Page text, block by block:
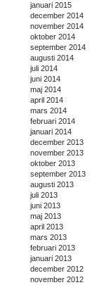
januari 2015
december 2014
november 2014
oktober 2014
september 2014
augusti 2014
juli 2014
juni 2014
maj 2014
april 2014
mars 2014
februari 2014
januari 2014
december 2013
november 2013
oktober 2013
september 2013
augusti 2013
juli 2013
juni 2013
maj 2013
april 2013
mars 2013
februari 2013
januari 2013
december 2012
november 2012